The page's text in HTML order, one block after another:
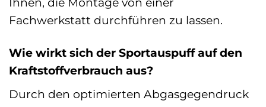
Fachwerkstatt durchführen zu lassen.
Wie wirkt sich der Sportauspuff auf den
Kraftstoffverbrauch aus?
Durch den optimierten Abgasgegendruck